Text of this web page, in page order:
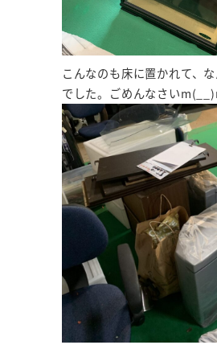
こんなのも床に置かれて、
でした。ごめんなさい